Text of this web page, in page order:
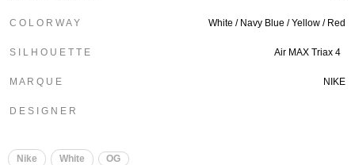
C O L O R W A Y White / Navy Blue / Yellow / Red
S I L H O U E T T E Air MAX Triax 4
M A R Q U E NIKE
D E S I G N E R
Nike White OG